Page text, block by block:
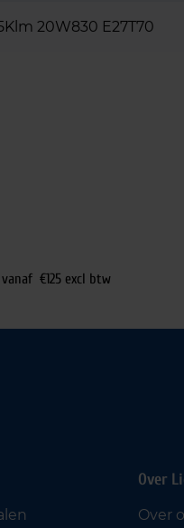
20W830 E27T70
vanaf €125 excl btw
Over
Over